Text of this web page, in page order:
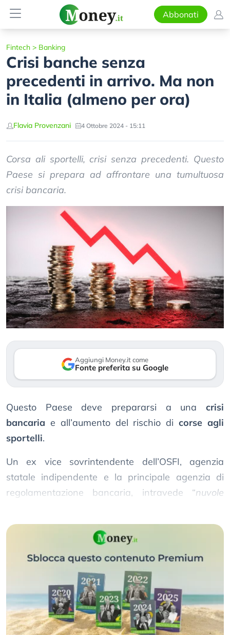
Abbonati
Fintech > Banking
Crisi banche senza
precedenti in arrivo. Ma non
in Italia (almeno per ora)
Flavia Provenzani 4 Ottobre 2024 - 15:11
Corsa ali sportelli, crisi senza precedenti. Questo
Paese si prepara ad affrontare una tumultuosa
crisi bancaria.
Aggiungi Money.it come
Fonte preferita su Google
Questo Paese deve prepararsi a una crisi
bancaria e all’aumento del rischio dicorse agli
sportelli.
Un ex vice sovrintendente dell’OSFI, agenzia
statale indipendente e la principale agenzia di
regolamentazione bancaria, intravede “nuvole